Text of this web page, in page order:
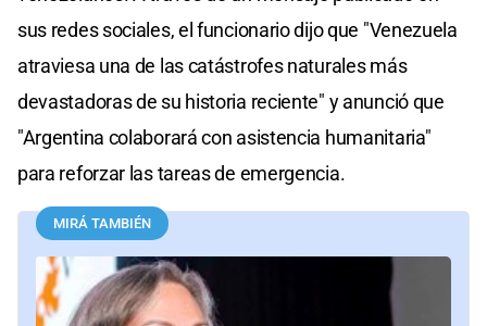
sus redes sociales, el funcionario dijo que "Venezuela
atraviesa una de las catástrofes naturales más
devastadoras de su historia reciente" y anunció que
"Argentina colaborará con asistencia humanitaria"
para reforzar las tareas de emergencia.
MIRÁ TAMBIÉN